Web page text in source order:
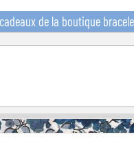
de la boutique